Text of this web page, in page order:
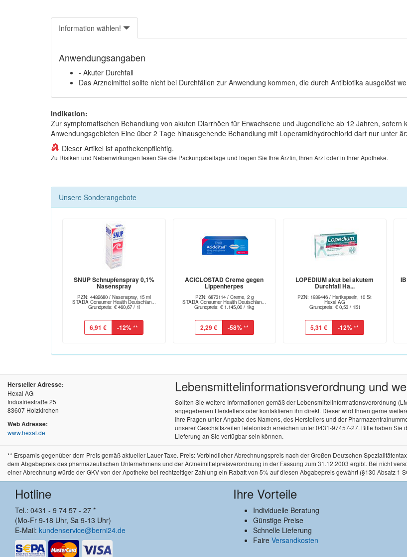
Information wählen!
Anwendungsangaben
- Akuter Durchfall
Das Arzneimittel sollte nicht bei Durchfällen zur Anwendung kommen, die durch Antibiotika ausgelöst
Indikation:
Zur symptomatischen Behandlung von akuten Diarrhöen für Erwachsene und Jugendliche ab 12 Jahren,
Anwendungsgebieten Eine über 2 Tage hinausgehende Behandlung mit Loperamidhydrochlorid darf nur unter
Dieser Artikel ist apothekenpflichtig.
Zu Risiken und Nebenwirkungen lesen Sie die Packungsbeilage und fragen Sie Ihre Ärztin, Ihren Arzt oder in Ihrer Apotheke.
Unsere Sonderangebote
SNUP Schnupfenspray 0,1%
Nasenspray
PZN: 4482680 / Nasenspray, 15 ml
STADA Consumer Health Deutschlan...
Grundpreis: € 460,67 / 1l
6,91 € -12%**
ACICLOSTAD Creme gegen
Lippenherpes
PZN: 6873114 / Creme, 2 g
STADA Consumer Health Deutschlan...
Grundpreis: € 1.145,00 / 1kg
2,29 € -58%**
LOPEDIUM akut bei akutem
Durchfall Ha...
PZN: 1939446 / Hartkapseln, 10 St
Hexal AG
Grundpreis: € 0,53 / 1St
5,31 € -12%**
Hersteller Adresse:
Hexal AG
Industriestraße 25
83607 Holzkirchen
Web Adresse:
www.hexal.de
Lebensmittel­informations­verordnung und
Sollten Sie weitere Informationen gemäß der Lebensmittel­informations­verordnung
angegebenen Herstellers oder kontaktieren ihn direkt. Dieser wird Ihnen gerne
Ihre Fragen unter Angabe des Namens, des Herstellers und der
unserer Geschäftszeiten telefonisch erreichen unter 0431-97457-27. Bitte haben
Lieferung an Sie verfügbar sein können.
** Ersparnis gegenüber dem Preis gemäß aktueller Lauer-Taxe. Preis: Verbindlicher Abrechnungspreis nach der Großen Deutschen
dem Abgabepreis des pharmazeutischen Unternehmens und der Arzneimittelpreisverordnung in der Fassung zum 31.12.2003 ergibt. Bei nicht
einer Abrechnung würde der GKV von der Apotheke bei rechtzeitiger Zahlung ein Rabatt von 5% auf diesen Abgabepreis gewährt (§130 Absatz 1
Hotline
Tel.: 0431 - 9 74 57 - 27 *
(Mo-Fr 9-18 Uhr, Sa 9-13 Uhr)
E-Mail: kundenservice@berni24.de
Ihre Vorteile
Individuelle Beratung
Günstige Preise
Schnelle Lieferung
Faire Versandkosten